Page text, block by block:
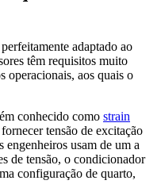
adaptado ao
têm requisitos muito
operacionais, aos quais o
conhecido como strain
tensão de excitação
engenheiros usam de um a
de tensão, o condicionador
configuração de quarto,